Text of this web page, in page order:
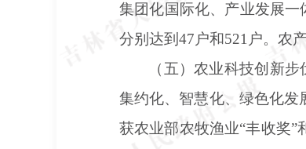
集团化国际化、产业发展一
分别达到47户和521户。农
（五）农业科技创新
集约化、智慧化、绿色化发
获农业部农牧渔业“丰收奖